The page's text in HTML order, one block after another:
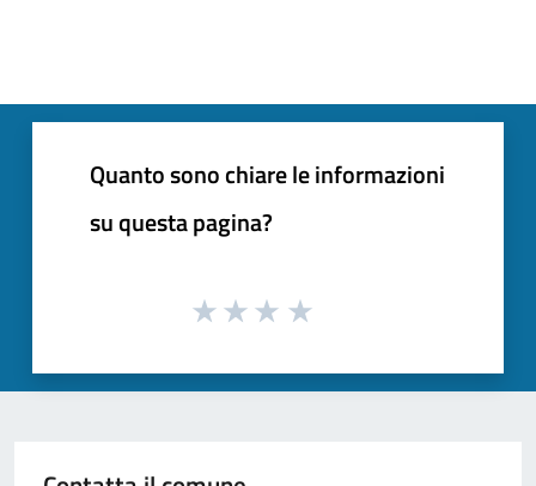
Quanto sono chiare le informazioni
su questa pagina?